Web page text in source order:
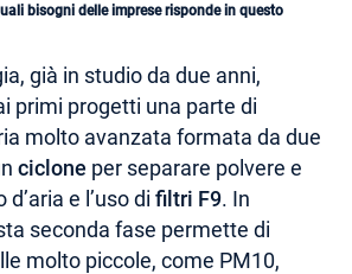
bisogni delle imprese risponde in questo
già in studio da due anni,
primi progetti una parte di
molto avanzata formata da due
ciclone per separare polvere e
e l’uso di filtri F9. In
seconda fase permette di
molto piccole, come PM10,